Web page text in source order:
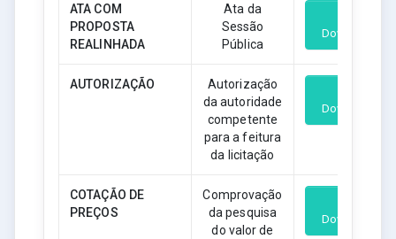
ATA COM
PROPOSTA
REALINHADA
Ata da
Sessão
Pública
Download
AUTORIZAÇÃO
Autorização
da autoridade
competente
para a feitura
da licitação
Download
COTAÇÃO DE
PREÇOS
Comprovação
da pesquisa
do valor de
Download